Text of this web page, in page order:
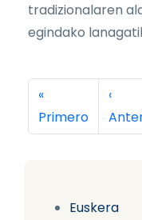
Euskera
tradizionalaren
egindako
Paginación
Primera página
«
Primero
‹